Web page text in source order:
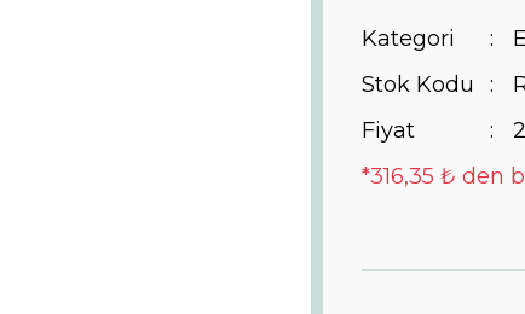
Kategori
Stok Kodu
Fiyat
*316,35 ₺ den